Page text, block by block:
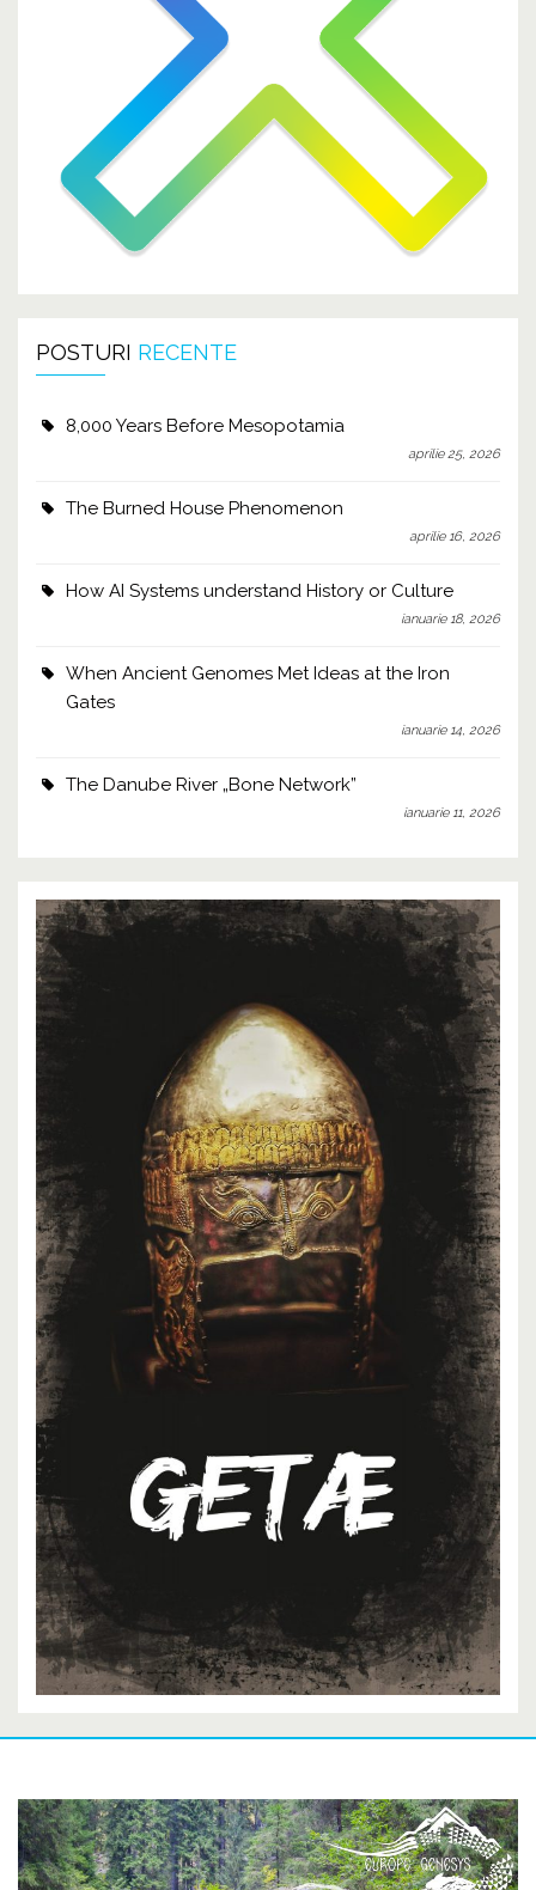
POSTURI RECENTE
8,000 Years Before Mesopotamia
aprilie 25, 2026
The Burned House Phenomenon
aprilie 16, 2026
How AI Systems understand History or Culture
ianuarie 18, 2026
When Ancient Genomes Met Ideas at the Iron
Gates
ianuarie 14, 2026
The Danube River „Bone Network”
ianuarie 11, 2026